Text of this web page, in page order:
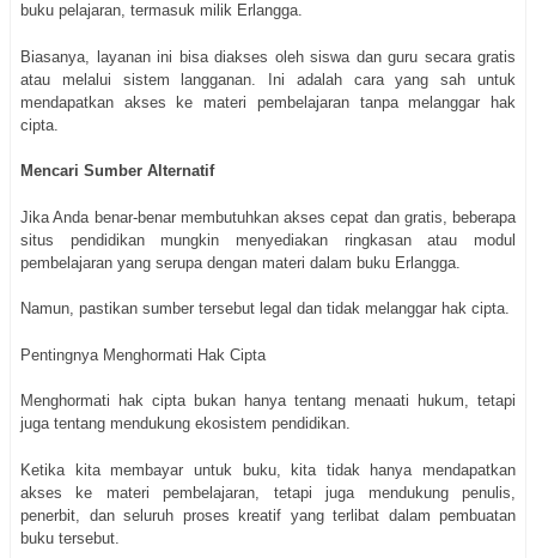
buku pelajaran, termasuk milik Erlangga.
Biasanya, layanan ini bisa diakses oleh siswa dan guru secara gratis
atau melalui sistem langganan. Ini adalah cara yang sah untuk
mendapatkan akses ke materi pembelajaran tanpa melanggar hak
cipta.
Mencari Sumber Alternatif
Jika Anda benar-benar membutuhkan akses cepat dan gratis, beberapa
situs pendidikan mungkin menyediakan ringkasan atau modul
pembelajaran yang serupa dengan materi dalam buku Erlangga.
Namun, pastikan sumber tersebut legal dan tidak melanggar hak cipta.
Pentingnya Menghormati Hak Cipta
Menghormati hak cipta bukan hanya tentang menaati hukum, tetapi
juga tentang mendukung ekosistem pendidikan.
Ketika kita membayar untuk buku, kita tidak hanya mendapatkan
akses ke materi pembelajaran, tetapi juga mendukung penulis,
penerbit, dan seluruh proses kreatif yang terlibat dalam pembuatan
buku tersebut.